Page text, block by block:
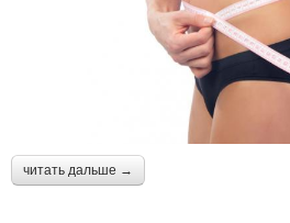
читать дальше →